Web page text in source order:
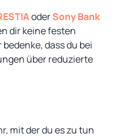
oderSony Bank
dir keine festen
dass du bei
über reduzierte
mit der du es zu tun